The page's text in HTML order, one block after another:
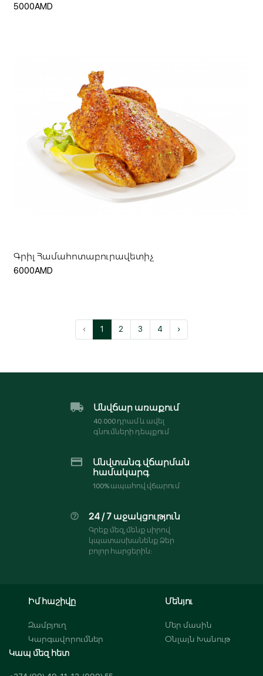
5000AMD
Գրիլ Համահոտաբուրավետիչ
6000AMD
Ավելացնել զամբյուղ
‹ 1 2 3 4 ›
Անվճար առաքում
40․000 դրամ և ավել
գնումների դեպքում
Անվտանգ վճարման
համակարգ
100% ապահով վճարում
24 / 7 աջակցություն
Գրեք մեզ, մենք սիրով
կպատասխանենք Ձեր
բոլոր հարցերին:
Իմ հաշիվը
Զամբյուղ
Կարգավորումներ
Մենյու
Մեր մասին
Օնլայն Խանութ
Կապ մեզ հետ